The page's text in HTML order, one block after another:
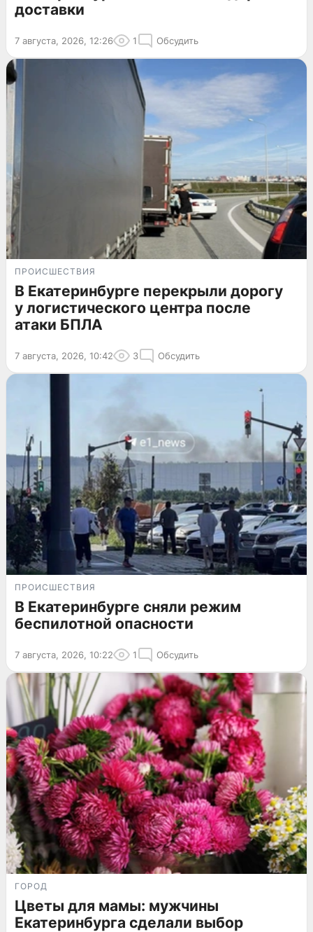
доставки
7 августа, 2026, 12:26 1 Обсудить
ПРОИСШЕСТВИЯ
В Екатеринбурге перекрыли дорогу
у логистического центра после
атаки БПЛА
7 августа, 2026, 10:42 3 Обсудить
ПРОИСШЕСТВИЯ
В Екатеринбурге сняли режим
беспилотной опасности
7 августа, 2026, 10:22 1 Обсудить
ГОРОД
Цветы для мамы: мужчины
Екатеринбурга сделали выбор